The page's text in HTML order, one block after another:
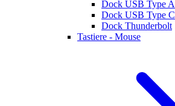
Dock USB Type A
Dock USB Type C
Dock Thunderbolt
Tastiere - Mouse